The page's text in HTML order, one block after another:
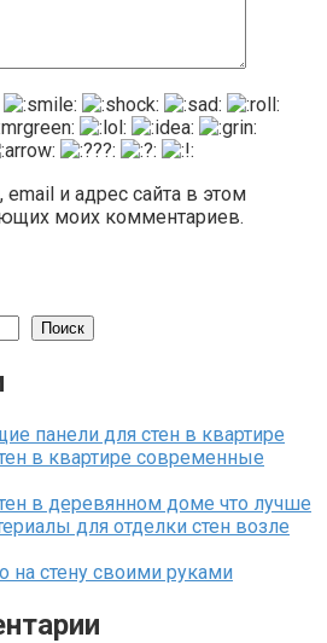
и адрес сайта в этом
моих комментариев.
Поиск
панели для стен в квартире
в квартире современные
в деревянном доме что лучше
для отделки стен возле
на стену своими руками